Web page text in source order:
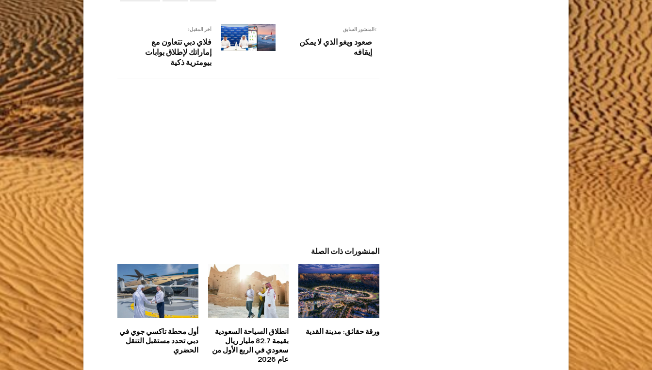
المنشور السابق
صعود ويغو الذي لا يمكن
إيقافه
آخر المقبل
فلاي دبي تتعاون مع
إماراتك لإطلاق بوابات
بيومترية ذكية
المنشورات ذات الصلة
أول محطة تاكسي جوي في
دبي تحدد مستقبل التنقل
الحضري
انطلاق السياحة السعودية
بقيمة 82.7 مليار ريال
سعودي في الربع الأول من
عام 2026
ورقة حقائق: مدينة القدية